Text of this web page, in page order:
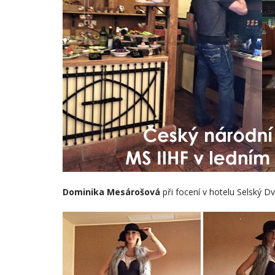
Dominika Mesárošová při focení v hotelu Selský